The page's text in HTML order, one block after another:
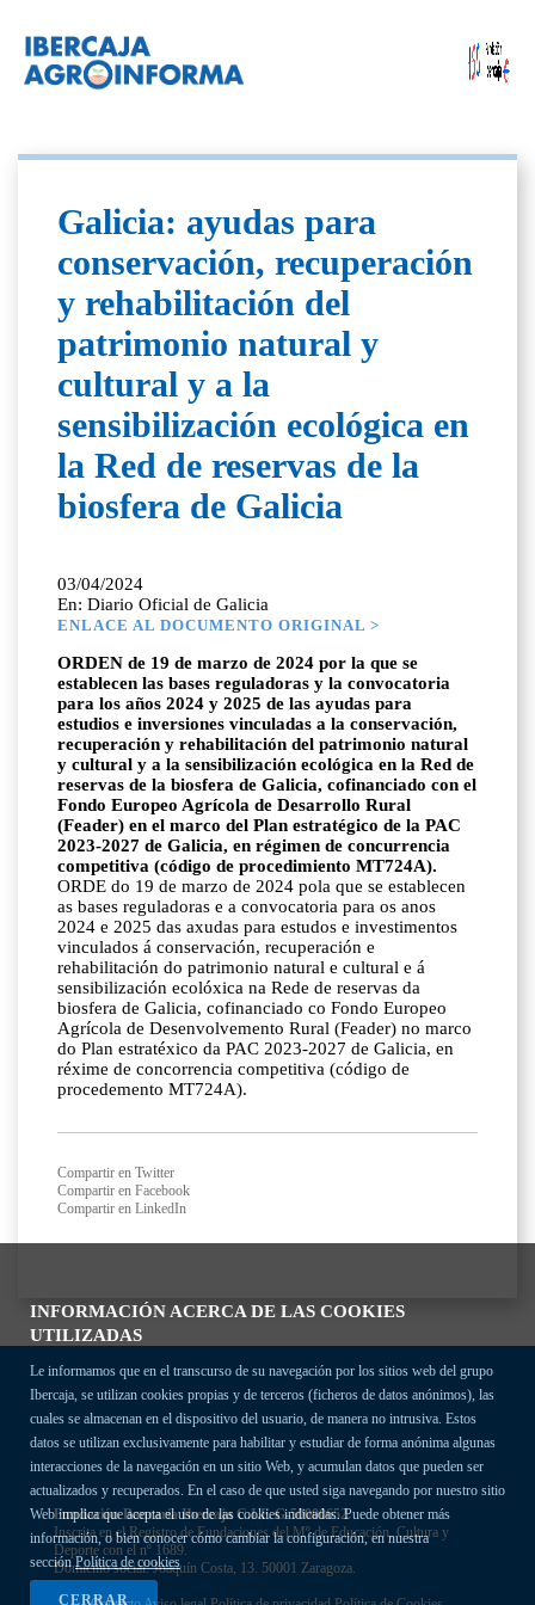
INFORMACIÓN ACERCA DE LAS COOKIES
UTILIZADAS
Le informamos que en el transcurso de su navegación por los sitios web del grupo
Ibercaja, se utilizan cookies propias y de terceros (ficheros de datos anónimos), las
cuales se almacenan en el dispositivo del usuario, de manera no intrusiva. Estos
datos se utilizan exclusivamente para habilitar y estudiar de forma anónima algunas
interacciones de la navegación en un sitio Web, y acumulan datos que pueden ser
actualizados y recuperados. En el caso de que usted siga navegando por nuestro sitio
Web implica que acepta el uso de las cookies indicadas. Puede obtener más
información, o bien conocer cómo cambiar la configuración, en nuestra
secciónPolítica de cookies
CERRAR
Galicia: ayudas para
conservación, recuperación
y rehabilitación del
patrimonio natural y
cultural y a la
sensibilización ecológica en
la Red de reservas de la
biosfera de Galicia
03/04/2024
En: Diario Oficial de Galicia
ENLACE AL DOCUMENTO ORIGINAL >
ORDEN de 19 de marzo de 2024 por la que se
establecen las bases reguladoras y la convocatoria
para los años 2024 y 2025 de las ayudas para
estudios e inversiones vinculadas a la conservación,
recuperación y rehabilitación del patrimonio natural
y cultural y a la sensibilización ecológica en la Red de
reservas de la biosfera de Galicia, cofinanciado con el
Fondo Europeo Agrícola de Desarrollo Rural
(Feader) en el marco del Plan estratégico de la PAC
2023-2027 de Galicia, en régimen de concurrencia
competitiva (código de procedimiento MT724A).
ORDE do 19 de marzo de 2024 pola que se establecen
as bases reguladoras e a convocatoria para os anos
2024 e 2025 das axudas para estudos e investimentos
vinculados á conservación, recuperación e
rehabilitación do patrimonio natural e cultural e á
sensibilización ecolóxica na Rede de reservas da
biosfera de Galicia, cofinanciado co Fondo Europeo
Agrícola de Desenvolvemento Rural (Feader) no marco
do Plan estratéxico da PAC 2023-2027 de Galicia, en
réxime de concorrencia competitiva (código de
procedemento MT724A).
Compartir en Twitter
Compartir en Facebook
Compartir en LinkedIn
Fundación Bancaria Ibercaja C.I.F. G-50000652.
Inscrita en el Registro de Fundaciones del Mº de Educación, Cultura y
Deporte con el nº 1689.
Domicilio social: Joaquín Costa, 13. 50001 Zaragoza.